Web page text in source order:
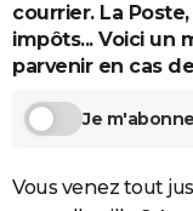
CARTE DE VOEUX
Carte de Noël
Carte Bonne année
Carte Saint-Valentin
Carte Pâques
Carte d'anniversaire
DICTIONNAIRE
Dictionnaire
Biographies
Citations
Expressions
Proverbes
PROGRAMME TV
S'inscrire
Se connecter
Primaires
Universités
Entreprises
Service militaire
Avis de recherche
courrier. La
impôts... Voici un
parvenir en cas
Je
Vous venez tout